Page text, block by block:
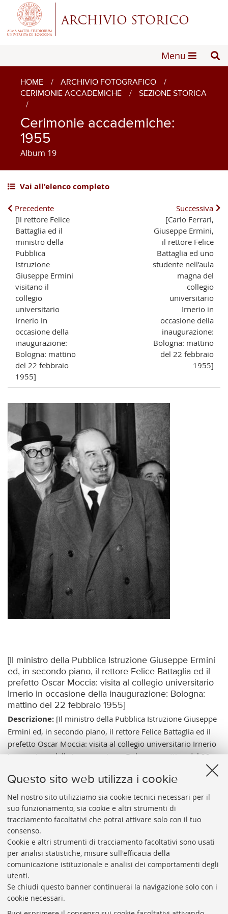
Questo sito web utilizza i cookie
Nel nostro sito utilizziamo sia cookie tecnici necessari per il
suo funzionamento, sia cookie e altri strumenti di
tracciamento facoltativi che potrai attivare solo con il tuo
consenso.
Cookie e altri strumenti di tracciamento facoltativi sono usati
per analisi statistiche, misure sull'efficacia della
comunicazione istituzionale e analisi dei comportamenti degli
utenti.
Se chiudi questo banner continuerai la navigazione solo con i
cookie necessari.
Menu
HOME / ARCHIVIO FOTOGRAFICO
/
CERIMONIE ACCADEMICHE
/
SEZIONE STORICA
/
Cerimonie accademiche:
1955
Album 19
Vai all'elenco completo
Precedente
[Il rettore Felice
Battaglia ed il
ministro della
Pubblica
Istruzione
Giuseppe Ermini
visitano il
collegio
universitario
Irnerio in
occasione della
inaugurazione:
Bologna: mattino
del 22 febbraio
1955]
Successiva
[Carlo Ferrari,
Giuseppe Ermini,
il rettore Felice
Battaglia ed uno
studente nell’aula
magna del
collegio
universitario
Irnerio in
occasione della
inaugurazione:
Bologna: mattino
del 22 febbraio
1955]
[Il ministro della Pubblica Istruzione Giuseppe Ermini
ed, in secondo piano, il rettore Felice Battaglia ed il
prefetto Oscar Moccia: visita al collegio universitario
Irnerio in occasione della inaugurazione: Bologna:
mattino del 22 febbraio 1955]
Descrizione:[Il ministro della Pubblica Istruzione Giuseppe
Ermini ed, in secondo piano, il rettore Felice Battaglia ed il
prefetto Oscar Moccia: visita al collegio universitario Irnerio
in occasione della inaugurazione: Bologna: mattino del 22
febbraio 1955] / Foto Wall, Bologna. - [esec. 1955]. - 1 foto:
gelatina a sviluppo ; 240x180 mm.
Note:Tit. del cat.; A. da timbro ad inchiostro blu sul verso. -
Data di esec. relativa all'avvenimento.
Vai al catalogo: https://sol.unibo.it/SebinaOpac/.do?
idopac=UBO3480924